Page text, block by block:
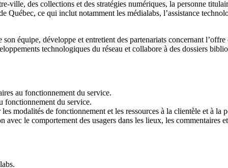
ville, des collections et des stratégies numériques, la personne
ce qui inclut notamment les médialabs, l’assistance
équipe, développe et entretient des partenariats concernant
technologiques du réseau et collabore à des dossiers
au fonctionnement du service.
fonctionnement du service.
modalités de fonctionnement et les ressources à la clientèle et à la
le comportement des usagers dans les lieux, les commentaires